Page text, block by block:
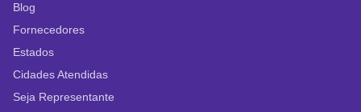
Blog
Fornecedores
Estados
Cidades Atendidas
Seja Representante